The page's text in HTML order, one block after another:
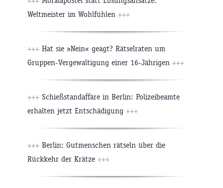
Weltmeister im Wohlfühlen +++
+++ Hat sie »Nein« geagt? Rätselraten um
Gruppen-Vergewaltigung einer 16-Jährigen +++
+++ Schießstandaffäre in Berlin: Polizeibeamte
erhalten jetzt Entschädigung +++
+++ Berlin: Gutmenschen rätseln über die
Rückkehr der Krätze +++